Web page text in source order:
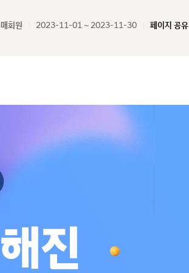
회원 2023-11-01 ~ 2023-11-30 페이지 공유